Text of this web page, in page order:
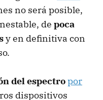
no será posible,
de poca
y en definitiva con
del espectropor
dispositivos